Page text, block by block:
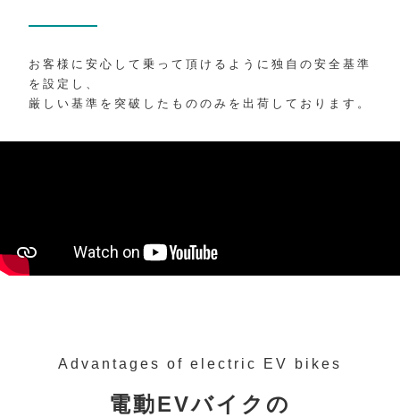
お客様に安心して乗って頂けるように独自の安全基準
を設定し、
厳しい基準を突破したもののみを出荷しております。
Advantages of electric EV bikes
電動EVバイクの